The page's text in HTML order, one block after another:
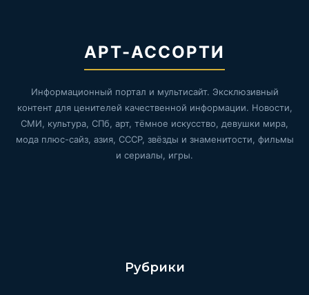
АРТ-АССОРТИ
Информационный портал и мультисайт. Эксклюзивный
контент для ценителей качественной информации. Новости,
СМИ, культура, СПб, арт, тёмное искусство, девушки мира,
мода плюс-сайз, азия, СССР, звёзды и знаменитости, фильмы
и сериалы, игры.
Рубрики